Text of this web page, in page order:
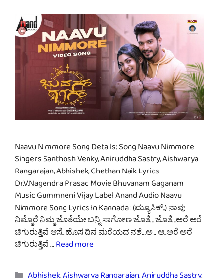
Naavu Nimmore Song Details: Song Naavu Nimmore
Singers Santhosh Venky, Aniruddha Sastry, Aishwarya
Rangarajan, Abhishek, Chethan Naik Lyrics
Dr.V.Nagendra Prasad Movie Bhuvanam Gaganam
Music Gummneni Vijay Label Anand Audio Naavu
Nimmore Song Lyrics In Kannada : (ಮ್ಯೂಸಿಕ್..) ನಾವು
ನಿಮ್ಮೊರೆ ನಿಮ್ಮ ಜೊತೆಯೇ ಬನ್ನಿ ಸಾಗೋಣ ಜೊತೆ… ಜೊತೆ…ಅರೆ ಅರೆ
ಚಿಗುರುತ್ತಿವೆ ಆಸೆ.. ಹೊಸ ದಿನ ಮರೆಯದ ನಶೆ…ಅ… ಆ..ಅರೆ ಅರೆ
ಚಿಗುರುತ್ತಿವೆ …Read more